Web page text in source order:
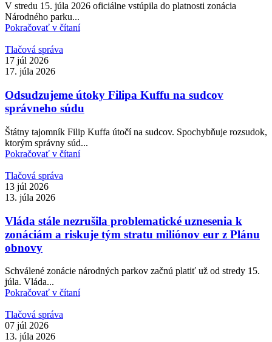
V stredu 15. júla 2026 oficiálne vstúpila do platnosti zonácia
Národného parku...
Pokračovať v čítaní
Tlačová správa
17 júl 2026
17. júla 2026
Odsudzujeme útoky Filipa Kuffu na sudcov
správneho súdu
Štátny tajomník Filip Kuffa útočí na sudcov. Spochybňuje rozsudok,
ktorým správny súd...
Pokračovať v čítaní
Tlačová správa
13 júl 2026
13. júla 2026
Vláda stále nezrušila problematické uznesenia k
zonáciám a riskuje tým stratu miliónov eur z Plánu
obnovy
Schválené zonácie národných parkov začnú platiť už od stredy 15.
júla. Vláda...
Pokračovať v čítaní
Tlačová správa
07 júl 2026
13. júla 2026